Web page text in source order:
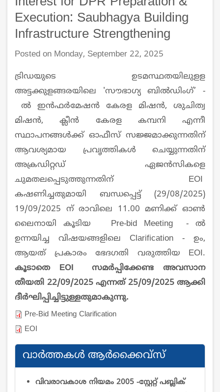
Execution: Saubhagya Building
Infrastructure Strengthening
Posted on Monday, September 22, 2025
ട്രിഡയുടെ ഉടമസ്ഥതയിലുളള
അട്ടക്കുളങ്ങരയിലെ 'സൗഭാഗ്യ ബിൽഡിംഗ്’ -
ല്‍ ഇന്‍ഫര്‍മേഷന്‍ കേരള മിഷന്‍, ശുചിത്വ
മിഷന്‍, ക്ലീന്‍ കേരള കമ്പനി എന്നീ
സ്ഥാപനങ്ങള്‍ക്ക് ഓഫീസ് സജ്ജമാക്കുന്നതിന്
ആവശ്യമായ പ്രവൃത്തികള്‍ ചെയ്യുന്നതിന്
അക്രഡിറ്റഡ് ഏജന്‍സികളെ
ചുമതലപ്പെടുത്തുന്നതിന് EOI
കഷണിച്ചതുമായി ബന്ധപ്പെട്ട് (29/08/2025)
19/09/2025 ന് രാവിലെ 11.00 മണിക്ക് ഓണ്‍
ലൈനായി കൂടിയ Pre-bid Meeting - ല്‍
ഉന്നയിച്ച വിഷയങ്ങളിലെ Clarification - ഉം,
ആയത് പ്രകാരം ഭേദഗതി വരുത്തിയ EOI.
കൂടാതെ EOI സമര്‍പ്പിക്കേണ്ട അവസാന
തീയതി 22/09/2025 എന്നത് 25/09/2025 ആക്കി
ദീര്‍ഘിപ്പിച്ചിട്ടുള്ളതുമാകുന്നു.
Pre-Bid Meeting Clarification
EOI
വാര്‍ത്തകള്‍ ആര്‍ക്കൈവ്സ്
വിവരാവകാശ നിയമം 2005 -സ്റ്റേറ്റ് പബ്ലിക്